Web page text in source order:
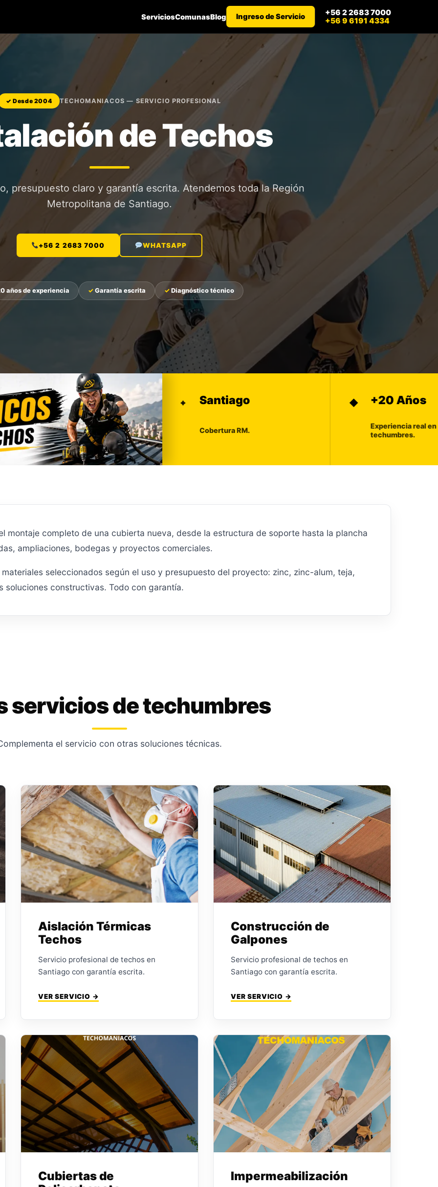
ServiciosComunasBlog Ingreso de Servicio
+56 2 2683 7000
+56 9 6191 4334
✓ Desde 2004 TECHOMANIACOS — SERVICIO PROFESIONAL
de Techos
presupuesto claro y garantía escrita. Atendemos toda la Región
Metropolitana de Santiago.
+56 2 2683 7000 WHATSAPP
años de experiencia Garantía escrita Diagnóstico técnico
por escrito.
⌖ Santiago
Cobertura RM.
+20 Años
Experiencia real en
montaje completo de una cubierta nueva, desde la estructura de soporte hasta la plancha
ampliaciones, bodegas y proyectos comerciales.
seleccionados según el uso y presupuesto del proyecto: zinc, zinc-alum, teja,
constructivas. Todo con garantía.
servicios de techumbres
el servicio con otras soluciones técnicas.
Aislación Térmicas
Techos
Servicio profesional de techos en
Santiago con garantía escrita.
VER SERVICIO →
Construcción de
Galpones
Servicio profesional de techos en
Santiago con garantía escrita.
VER SERVICIO →
Cubiertas de
Impermeabilización